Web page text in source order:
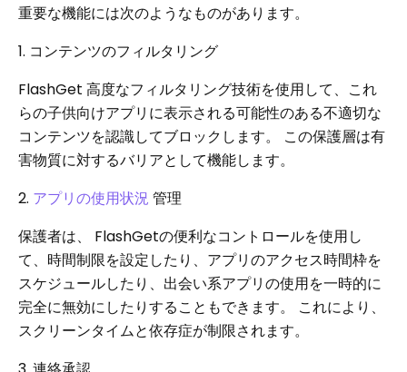
重要な機能には次のようなものがあります。
1. コンテンツのフィルタリング
FlashGet 高度なフィルタリング技術を使用して、これ
らの子供向けアプリに表示される可能性のある不適切な
コンテンツを認識してブロックします。 この保護層は有
害物質に対するバリアとして機能します。
2. アプリの使用状況 管理
保護者は、 FlashGetの便利なコントロールを使用し
て、時間制限を設定したり、アプリのアクセス時間枠を
スケジュールしたり、出会い系アプリの使用を一時的に
完全に無効にしたりすることもできます。 これにより、
スクリーンタイムと依存症が制限されます。